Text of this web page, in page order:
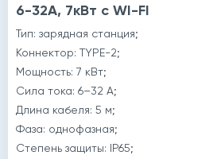
6-32A, 7кВт с WI-FI
Тип: зарядная станция;
Коннектор: TYPE-2;
Мощность: 7 кВт;
Сила тока: 6–32 А;
Длина кабеля: 5 м;
Фаза: однофазная;
Степень защиты: IP65;